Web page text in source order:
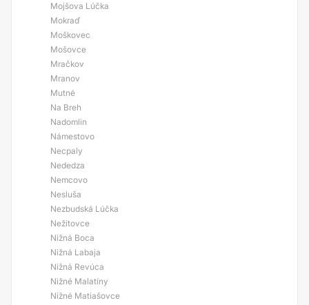
Mojšova Lúčka
Mokraď
Moškovec
Mošovce
Mračkov
Mranov
Mutné
Na Breh
Nadomlin
Námestovo
Necpaly
Nededza
Nemcovo
Nesluša
Nezbudská Lúčka
Nežitovce
Nižná Boca
Nižná Labaja
Nižná Revúca
Nižné Malatíny
Nižné Matiašovce